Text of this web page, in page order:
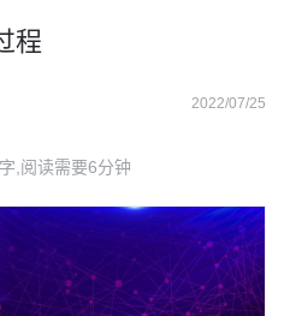
程
2022/07/25
,阅读需要6分钟